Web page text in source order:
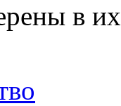
в их